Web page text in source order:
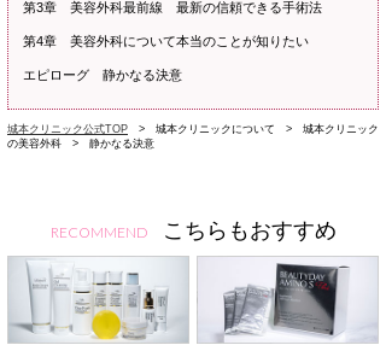
第3章 美容外科最前線 最新の信頼できる手術法
第4章 美容外科について本当のことが知りたい
エピローグ 静かなる決意
城本クリニック公式TOP > 城本クリニックについて > 城本クリニック
の美容外科 > 静かなる決意
RECOMMEND こちらもおすすめ